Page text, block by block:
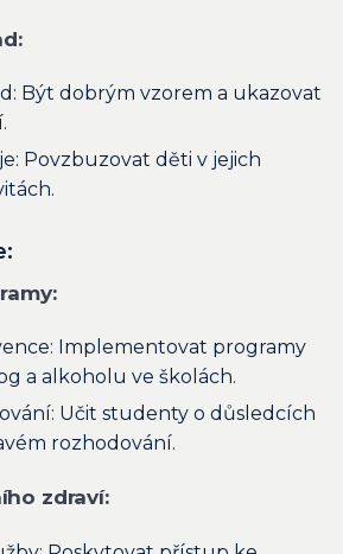
Být dobrým vzorem a ukazovat
Povzbuzovat děti v jejich
Implementovat programy
a alkoholu ve školách.
Učit studenty o důsledcích
rozhodování.
zdraví: